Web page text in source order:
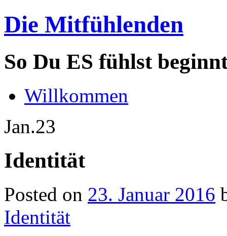
Die Mitfühlenden
So Du ES fühlst
Willkommen
Jan.23
Identität
Posted on 23. Januar 2016
Identität